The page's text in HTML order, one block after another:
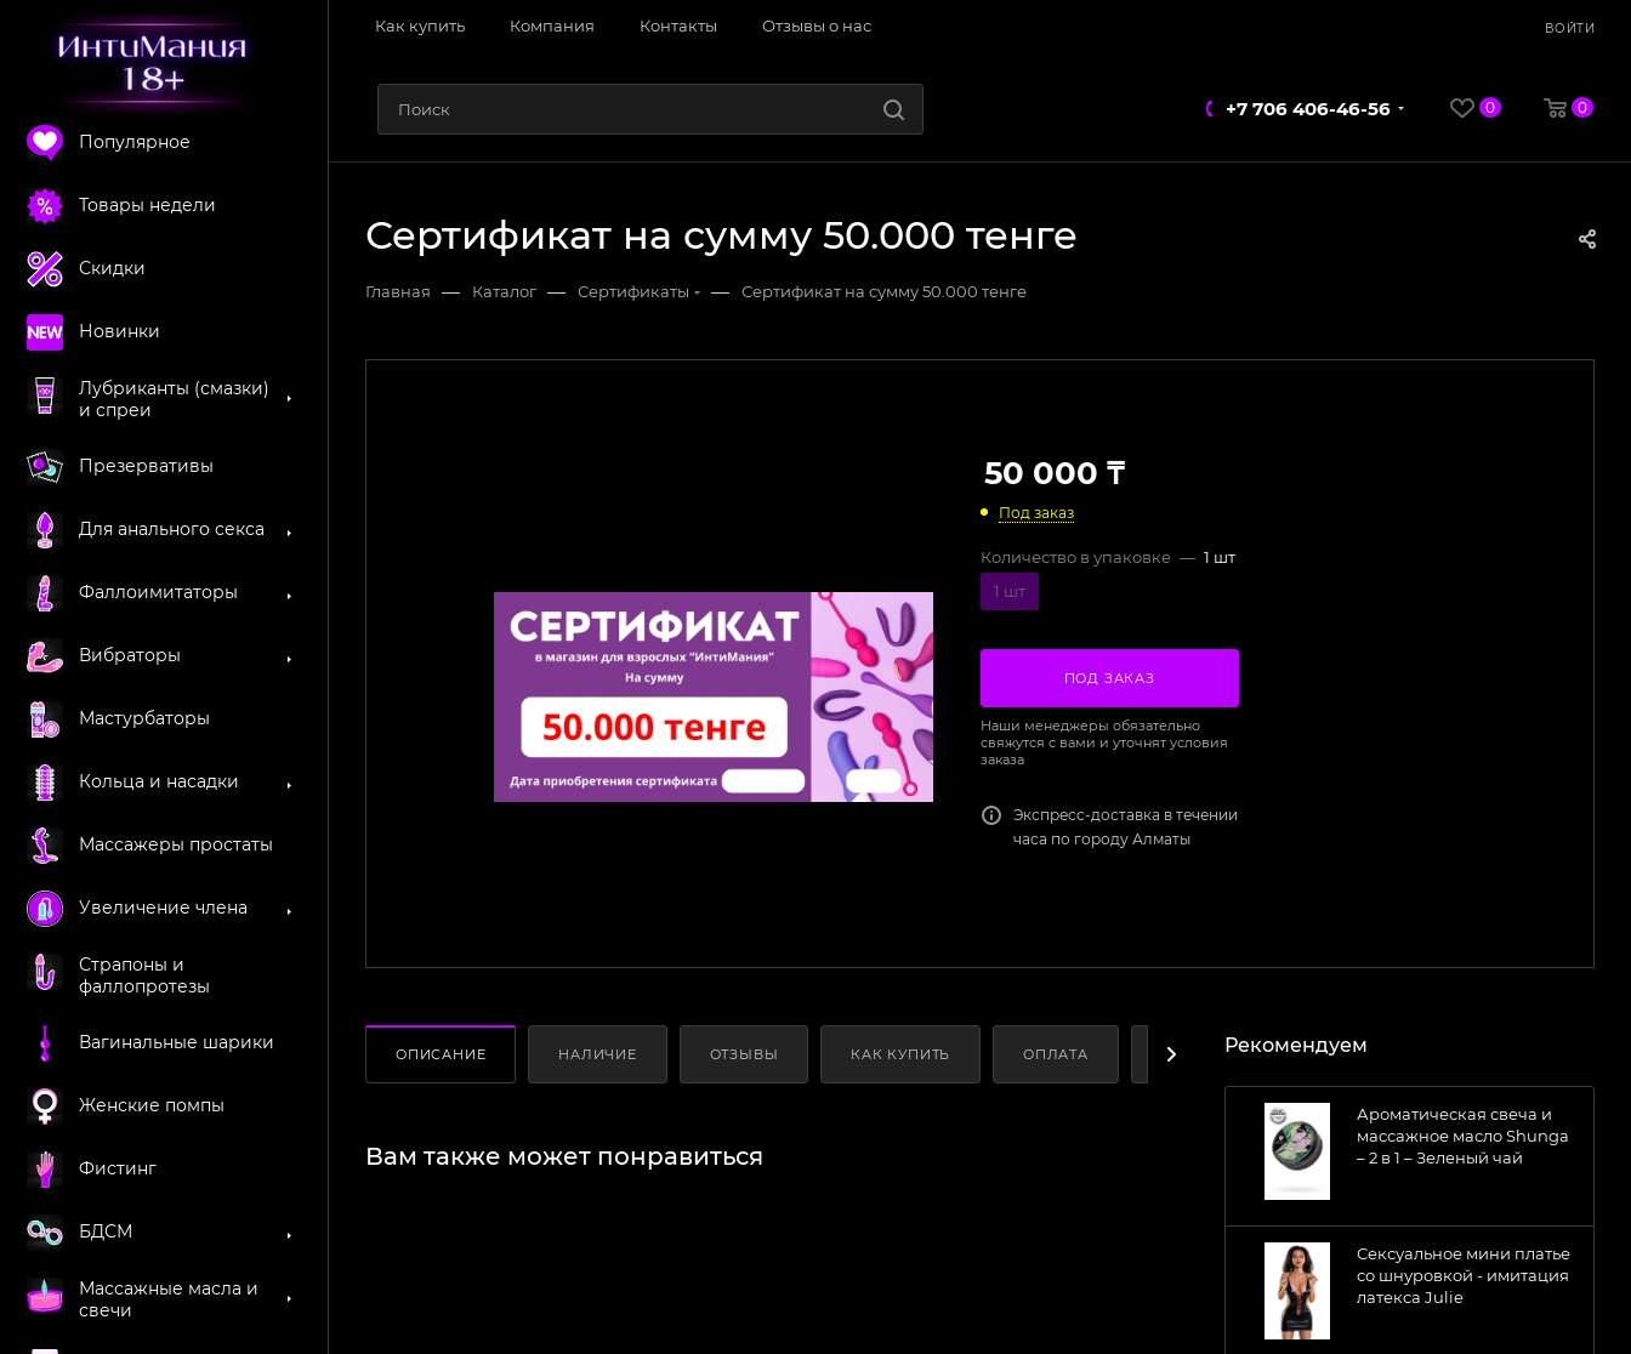
Как купить Компания Контакты Отзывы о нас ВОЙТИ
0 0
+7 706 406-46-56
Популярное
Товары недели
Скидки
Новинки
Лубриканты (смазки)
и спреи
Презервативы
Для анального секса
Фаллоимитаторы
Вибраторы
Мастурбаторы
Кольца и насадки
Массажеры простаты
Увеличение члена
Страпоны и
фаллопротезы
Вагинальные шарики
Женские помпы
Фистинг
БДСМ
Массажные масла и
свечи
Сертификат на сумму 50.000 тенге
Главная — Каталог — Сертификаты — Сертификат на сумму 50.000 тенге
50 000 ₸
Под заказ
Количество в упаковке — 1 шт
1 шт
ПОД ЗАКАЗ
Наши менеджеры обязательно
свяжутся с вами и уточнят условия
заказа
Экспресс-доставка в течении
часа по городу Алматы
ОПИСАНИЕ НАЛИЧИЕ ОТЗЫВЫ КАК КУПИТЬ ОПЛАТА ДОСТАВКА
Вам также может понравиться
Рекомендуем
Ароматическая свеча и
массажное масло Shunga
– 2 в 1 – Зеленый чай
Сексуальное мини платье
со шнуровкой - имитация
латекса Julie